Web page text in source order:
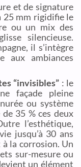
et de signature
25 mm rigidifie le
ou un mix des
silencieuse.
il s’intègre
aux ambiances
“invisibles” : le
façade pleine
ou système
35 % ces deux
l’esthétique,
jusqu’à 30 ans
la corrosion. Un
sur-mesure ou
un élément